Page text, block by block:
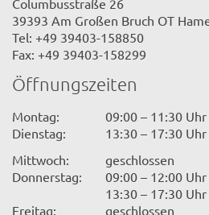
39393 Am Großen Bruch OT
Tel: +49 39403-158850
Fax: +49 39403-158299
Öffnungszeiten
Montag:
09:00 – 11:30
Dienstag:
13:30 – 17:30
Mittwoch:
geschlossen
Donnerstag:
09:00 – 12:00
13:30 – 17:30
Freitag:
geschlossen